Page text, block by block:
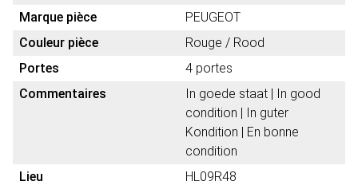
Marque pièce
PEUGEOT
Couleur pièce
Rouge / Rood
Portes
4 portes
Commentaires
In goede staat | In good
condition | In guter
Kondition | En bonne
condition
Lieu
HL09R48